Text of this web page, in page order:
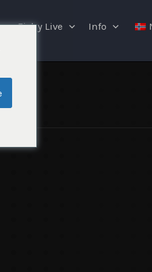
Fishy Live Info